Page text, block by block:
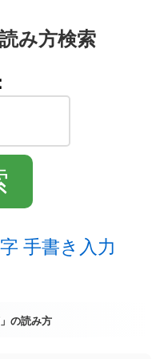
み方検索
手書き入力
の読み方